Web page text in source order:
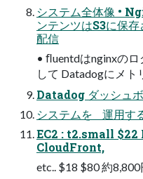
システム全体像 •
ンテンツはS3に保
配信
• ﬂuentdはnginxの
して Datadogにメト
Datadog ダッシュ
システムを 運⽤す
EC2 : t2.small $22
CloudFront,
etc.. $18 $80 約8,800